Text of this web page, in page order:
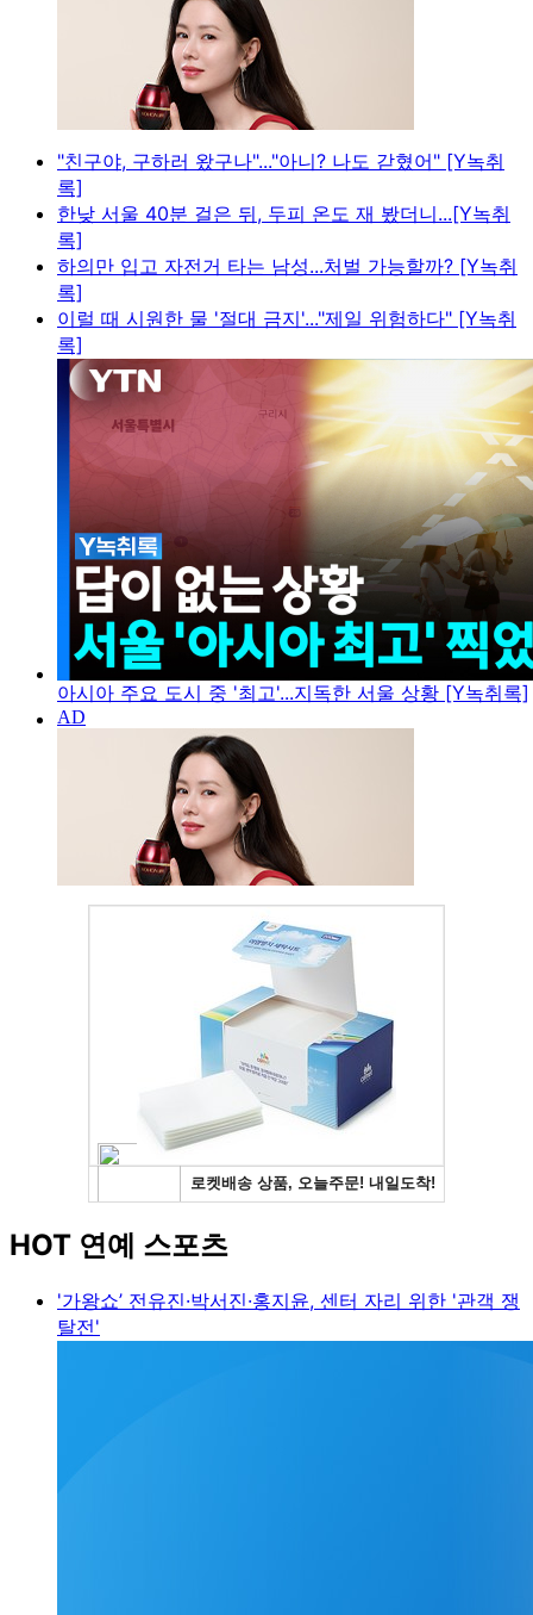
"친구야, 구하러 왔구나"..."아니? 나도 갇혔어" [Y녹취
록]
한낮 서울 40분 걸은 뒤, 두피 온도 재 봤더니...[Y녹취
록]
하의만 입고 자전거 타는 남성...처벌 가능할까? [Y녹취
록]
이럴 때 시원한 물 '절대 금지'..."제일 위험하다" [Y녹취
록]
아시아 주요 도시 중 '최고'...지독한 서울 상황 [Y녹취록]
HOT 연예 스포츠
'가왕쇼’ 전유진·박서진·홍지윤, 센터 자리 위한 '관객 쟁
탈전'